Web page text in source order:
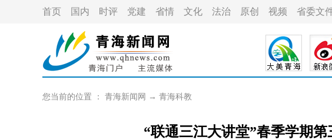
首页 国内 时评 党建 省情 文化 法治 原创 视频 省委文
您当前的位置 ： 青海新闻网 → 青海科教
“联通三江大讲堂”春季学期